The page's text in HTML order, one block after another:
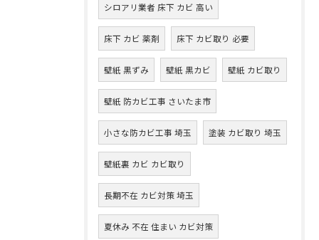
シロアリ業者 床下 カビ 高い
床下 カビ 薬剤 床下 カビ取り 必要
壁紙 黒ずみ 壁紙 黒カビ 壁紙 カビ取り
壁紙 防カビ工事 さいたま市
小さな防カビ工事 埼玉 塗装 カビ取り 埼玉
壁紙裏 カビ カビ取り
長期不在 カビ対策 埼玉
夏休み 不在 住まい カビ対策